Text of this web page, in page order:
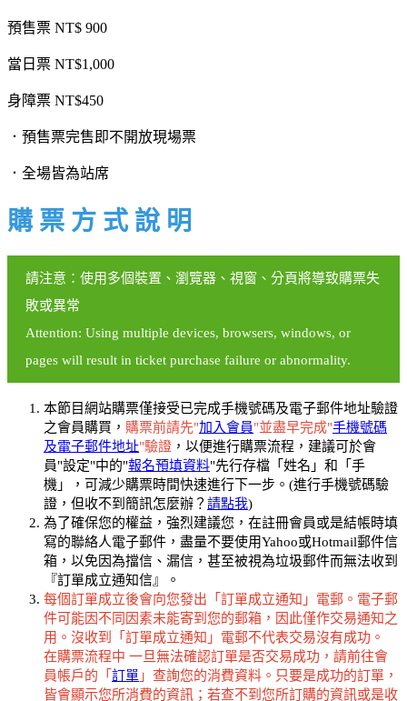
預售票 NT$ 900
當日票 NT$1,000
身障票 NT$450
．預售票完售即不開放現場票
．全場皆為站席
購 票 方 式 說 明
請注意：使用多個裝置、瀏覽器、視窗、分頁將導致購票失
敗或異常
Attention: Using multiple devices, browsers, windows, or
pages will result in ticket purchase failure or abnormality.
本節目網站購票僅接受已完成手機號碼及電子郵件地址驗證
之會員購買， 購票前請先"加入會員"並盡早完成"手機號碼
及電子郵件地址"驗證 ，以便進行購票流程，建議可於會
員"設定"中的"報名預填資料"先行存檔「姓名」和「手
機」，可減少購票時間快速進行下一步。(進行手機號碼驗
證，但收不到簡訊怎麼辦？ 請點我)
為了確保您的權益，強烈建議您，在註冊會員或是結帳時填
寫的聯絡人電子郵件，盡量不要使用Yahoo或Hotmail郵件信
箱，以免因為擋信、漏信，甚至被視為垃圾郵件而無法收到
『訂單成立通知信』。
每個訂單成立後會向您發出「訂單成立通知」電郵。電子郵
件可能因不同因素未能寄到您的郵箱，因此僅作交易通知之
用。沒收到「訂單成立通知」電郵不代表交易沒有成功。
在購票流程中 一旦無法確認訂單是否交易成功，請前往會
員帳戶的「 訂單 」查詢您的消費資料。只要是成功的訂單，
皆會顯示您所消費的資訊；若查不到您所訂購的資訊或是收